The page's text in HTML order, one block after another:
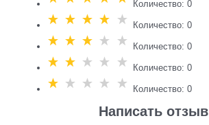
Количество: 0
Количество: 0
Количество: 0
Количество: 0
Количество: 0
Написать отзыв